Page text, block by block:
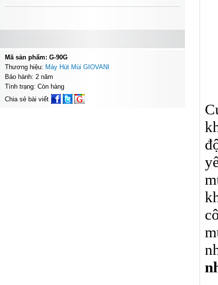
Mã sản phẩm: G-90G
Thương hiệu: Máy Hút Mùi GIOVANI
Bảo hành: 2 năm
Tình trạng: Còn hàng
Chia sẻ bài viết